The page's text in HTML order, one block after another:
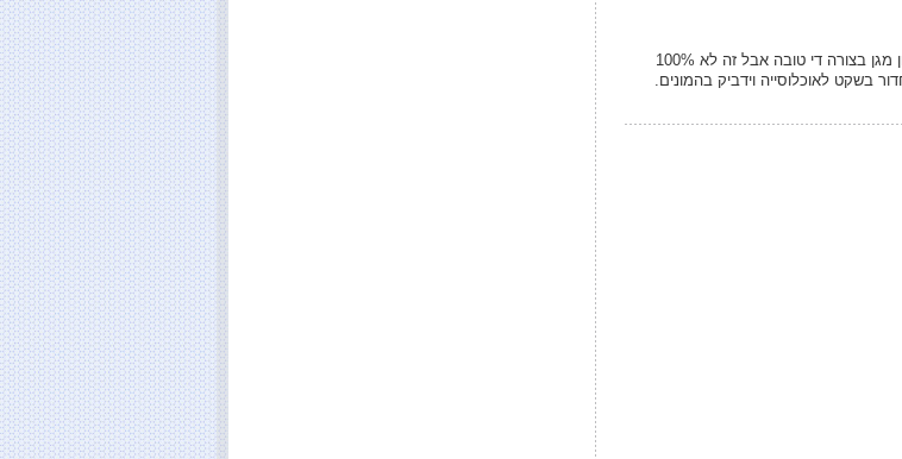
אז נשאלת השאלה אבל אם כולם מחוסנים מה הבעיה? אז נכון החיסון מגן בצורה די טובה אבל זה לא 100%
בשקט לאוכלוסייה וידביק בהמונים.